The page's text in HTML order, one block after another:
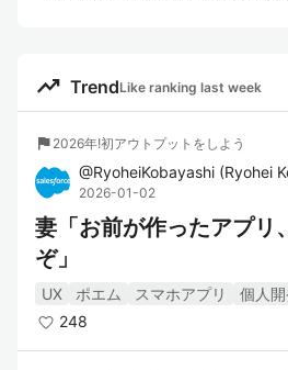
trending_up TrendLike ranking last week
flag 2026年!初アウトプットをしよう
@RyoheiKobayashi (Ryohei
2026-01-02
妻「お前が作ったアプリ
ぞ」
UX ポエム スマホアプリ 個人開
248